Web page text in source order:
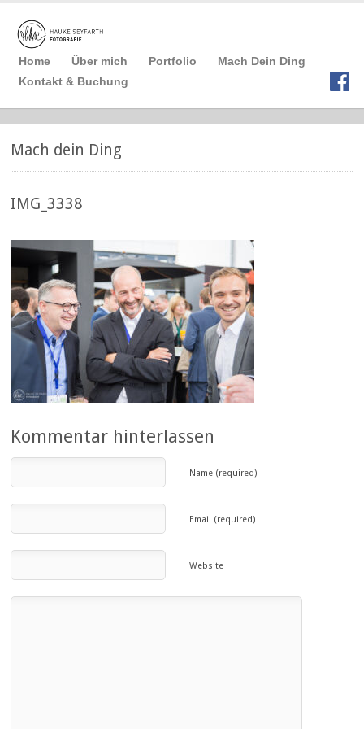
Home Über mich Portfolio
Mach Dein Ding
Kontakt & Buchung
Mach dein Ding
IMG_3338
Kommentar hinterlassen
Name (required)
Email (required)
Website